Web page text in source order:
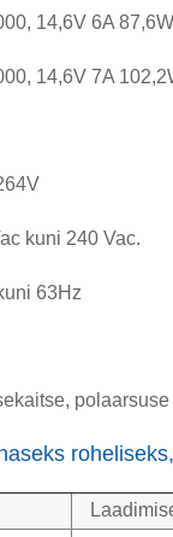
14,6V 6A
14,6V 7A
kuni 240 Vac.
63Hz